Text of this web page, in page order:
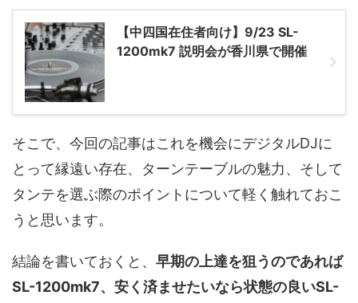
【中四国在住者向け】9/23 SL-
1200mk7 説明会が香川県で開催
そこで、今回の記事はこれを機会にデジタルDJに
とって縁遠い存在、ターンテーブルの魅力、そして
タンテを選ぶ際のポイントについて軽く触れておこ
うと思います。
結論を書いておくと、 早期の上達を狙うのであれば
SL-1200mk7、安く済ませたいなら状態の良いSL-